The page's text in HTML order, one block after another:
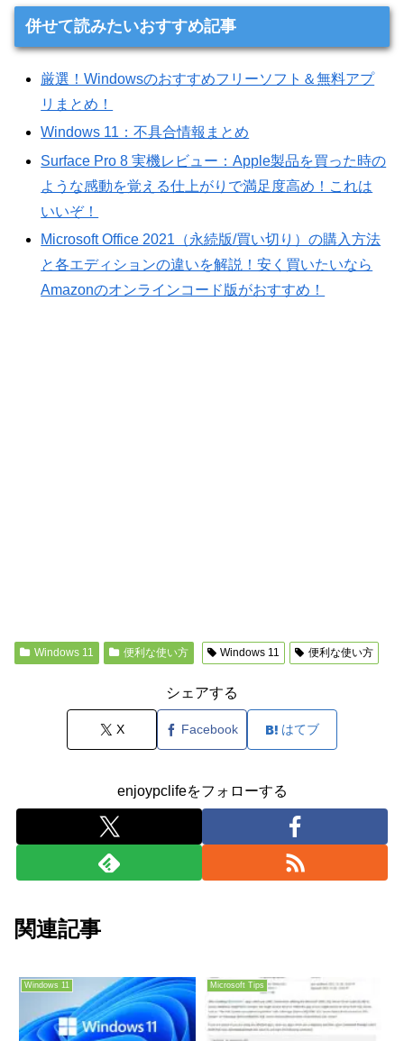
併せて読みたいおすすめ記事
厳選！Windowsのおすすめフリーソフト＆無料アプ
リまとめ！
Windows 11：不具合情報まとめ
Surface Pro 8 実機レビュー：Apple製品を買った時の
ような感動を覚える仕上がりで満足度高め！これは
いいぞ！
Microsoft Office 2021（永続版/買い切り）の購入方法
と各エディションの違いを解説！安く買いたいなら
Amazonのオンラインコード版がおすすめ！
Windows 11 便利な使い方 Windows 11 便利な使い方
シェアする
X Facebook はてブ
enjoypclifeをフォローする
関連記事
Windows 11 Microsoft Tips